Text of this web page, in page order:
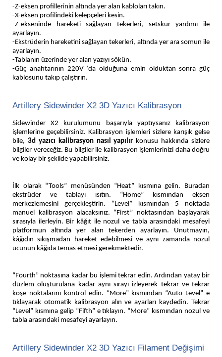
-Z-eksen profillerinin altında yer alan kabloları takın.
-X-eksen profilindeki kelepçeleri kesin.
-Z-ekseninde hareketi sağlayan tekerleri, setskur yardımı ile
ayarlayın.
-Ekstrüderin hareketini sağlayan tekerleri, altında yer ara somun ile
ayarlayın.
-Tablanın üzerinde yer alan yazıyı sökün.
-Güç anahtarının 220V ‘da olduğuna emin olduktan sonra güç
kablosunu takıp çalıştırın.
Artillery Sidewinder X2 3D Yazıcı Kalibrasyon
Sidewinder X2 kurulumunu başarıyla yaptıysanız kalibrasyon
işlemlerine geçebilirsiniz. Kalibrasyon işlemleri sizlere karışık gelse
bile, 3d yazıcı kalibrasyon nasıl yapılır konusu hakkında sizlere
bilgiler vereceğiz. Bu bilgiler ile kalibrasyon işlemlerinizi daha doğru
ve kolay bir şekilde yapabilirsiniz.
İlk olarak “Tools” menüsünden “Heat” kısmına gelin. Buradan
ekstrüder ve tablayı ısıtın. “Home” kısmından eksen
merkezlemesini gerçekleştirin. “Level” kısmından 5 noktada
manuel kalibrasyon alacaksınız. “First” noktasından başlayarak
sırasıyla ilerleyin. Bir kâğıt ile nozul ve tabla arasındaki mesafeyi
platformun altında yer alan tekerden ayarlayın. Unutmayın,
kâğıdın sıkışmadan hareket edebilmesi ve aynı zamanda nozul
ucunun kâğıda temas etmesi gerekmektedir.
“Fourth” noktasına kadar bu işlemi tekrar edin. Ardından yatay bir
düzlem oluşturulana kadar aynı sırayı izleyerek tekrar ve tekrar
köşe noktalarını kontrol edin. “More” kısmından “Auto Level” e
tıklayarak otomatik kalibrasyon alın ve ayarları kaydedin. Tekrar
“Level” kısmına gelip “Fifth” e tıklayın. “More” kısmından nozul ve
tabla arasındaki mesafeyi ayarlayın.
Artillery Sidewinder X2 3D Yazıcı Filament Değişimi